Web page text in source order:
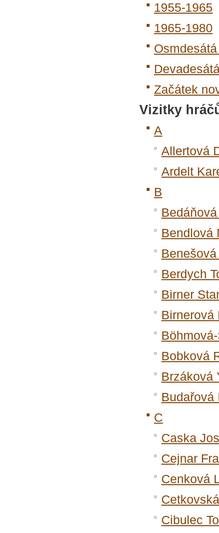
1955-1965
1965-1980
Začátek
Vizitky
A
Allertová
Ardelt
B
Bendlová
Berdych
Birner
Birnerová
Bobková
Brzáková
Budařová
C
Caska
Cejnar
Cenková
Cibulec